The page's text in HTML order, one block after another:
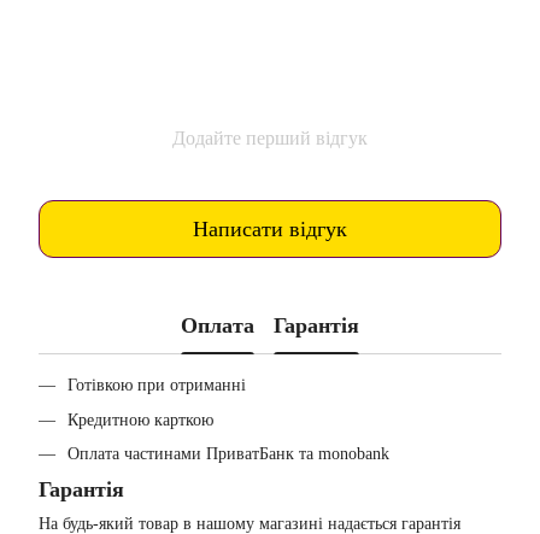
Додайте перший відгук
Написати відгук
Оплата Гарантія
Готівкою при отриманні
Кредитною карткою
Оплата частинами ПриватБанк та monobank
Гарантія
На будь-який товар в нашому магазині надається гарантія